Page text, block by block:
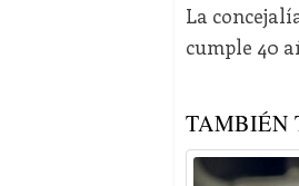
La
cumple 40
TAMBIÉN